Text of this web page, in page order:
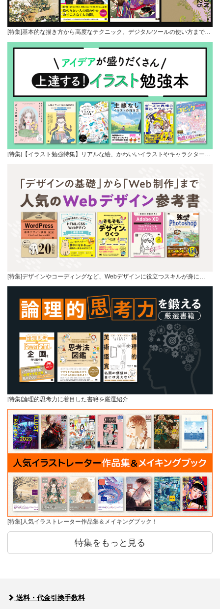
[特集]基本的な描き方から高度なテクニック、デジタルツールの使い方まで…
[特集]【イラスト勉強特集】リアルな絵、かわいいイラストやキャラクター…
[特集]デザインやコーディングなど、Webデザインに役立つスキルが身に…
[特集]論理的思考力に着目した書籍を厳選紹介
[特集]人気イラストレーター作品集＆メイキングブック！
特集をもっと見る
送料・代金引換手数料